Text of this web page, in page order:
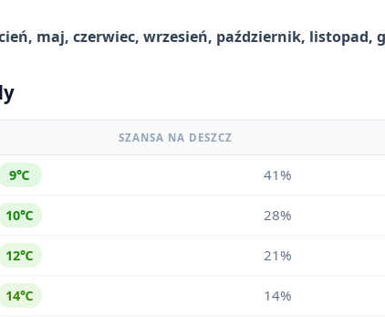
maj, czerwiec, wrzesień, październik, listopad,
SZANSA NA DESZCZ
9℃ 41%
10℃ 28%
12℃ 21%
14℃ 14%